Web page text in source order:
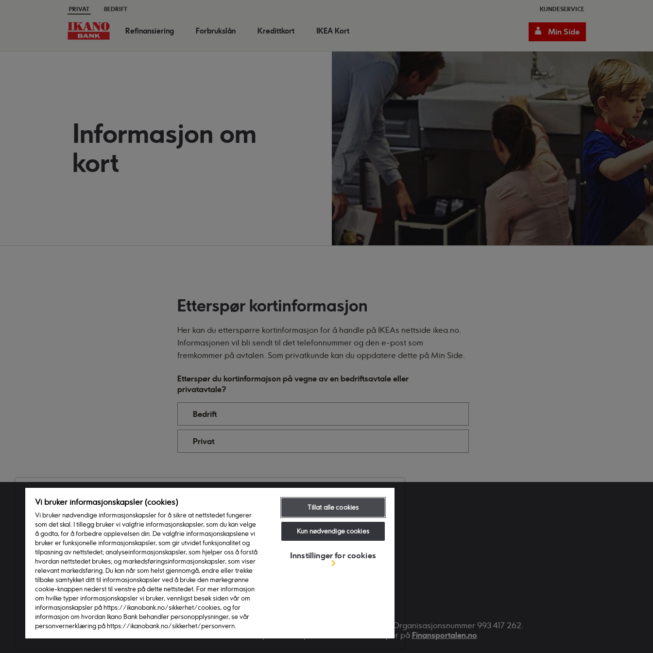
PRIVAT BEDRIFT KUNDESERVICE
Refinansiering Forbrukslån Kredittkort IKEA Kort Min Side
Informasjon om
kort
Etterspør kortinformasjon
Her kan du etterspørre kortinformasjon for å handle på IKEAs nettside ikea.no.
Informasjonen vil bli sendt til det telefonnummer og den e-post som
fremkommer på avtalen. Som privatkunde kan du oppdatere dette på Min Side.
Etterspør du kortinformajson på vegne av en bedriftsavtale eller
privatavtale?
Bedrift
Privat
Produkter
Refinansiering
Forbrukslån
Ikano Visa
IKEA Kort
Bedriftsprodukter
Nyttige lenker
Kundeservice
Sikkerhet og personvern
Bruk av cookies
Innstillinger for cookies
Om banken
Aktuelle temaer
Copyright © 2026 Ikano Bank. Ikano Bank AB (publ), Norway branch, NUF. Organisasjonsnummer 993 417 262.
Du kan sammenlikne våre priser med priser fra andre selskaper på Finansportalen.no.
Vi bruker informasjonskapsler (cookies)
Vi bruker nødvendige informasjonskapsler for å sikre at nettstedet fungerer
som det skal. I tillegg bruker vi valgfrie informasjonskapsler, som du kan velge
å godta, for å forbedre opplevelsen din. De valgfrie informasjonskapslene vi
bruker er funksjonelle informasjonskapsler, som gir utvidet funksjonalitet og
tilpasning av nettstedet; analyseinformasjonskapsler, som hjelper oss å forstå
hvordan nettstedet brukes; og markedsføringsinformasjonskapsler, som viser
relevant markedsføring. Du kan når som helst gjennomgå, endre eller trekke
tilbake samtykket ditt til informasjonskapsler ved å bruke den mørkegrønne
cookie-knappen nederst til venstre på dette nettstedet. For mer informasjon
om hvilke typer informasjonskapsler vi bruker, vennligst besøk siden vår om
informasjonskapsler på https://ikanobank.no/sikkerhet/cookies, og for
informasjon om hvordan Ikano Bank behandler personopplysninger, se vår
personvernerklæring på https://ikanobank.no/sikkerhet/personvern.
Tillat alle cookies
Kun nødvendige cookies
Innstillinger for cookies